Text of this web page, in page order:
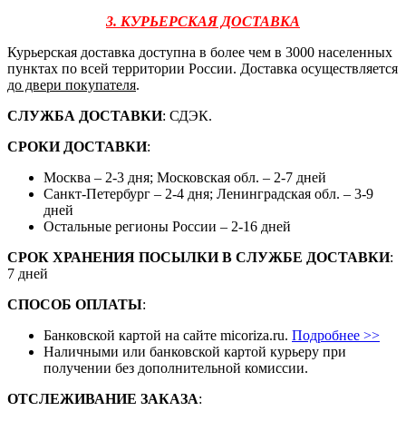
3. КУРЬЕРСКАЯ ДОСТАВКА
Курьерская доставка доступна в более чем в 3000 населенных
пунктах по всей территории России. Доставка осуществляется
до двери покупателя.
СЛУЖБА ДОСТАВКИ: СДЭК.
СРОКИ ДОСТАВКИ:
Москва – 2-3 дня; Московская обл. – 2-7 дней
Санкт-Петербург – 2-4 дня; Ленинградская обл. – 3-9
дней
Остальные регионы России – 2-16 дней
СРОК ХРАНЕНИЯ ПОСЫЛКИ В СЛУЖБЕ ДОСТАВКИ:
7 дней
СПОСОБ ОПЛАТЫ:
Банковской картой на сайте micoriza.ru. Подробнее >>
Наличными или банковской картой курьеру при
получении без дополнительной комиссии.
ОТСЛЕЖИВАНИЕ ЗАКАЗА: